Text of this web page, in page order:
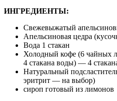
ИНГРЕДИЕНТЫ:
Свежевыжатый
Апельсиновая цедра
Вода 1 стакан
Холодный кофе (6 чайных
4 стакана воды) — 4
Натуральный
эритрит — на выбор)
сироп готовый из лимонов